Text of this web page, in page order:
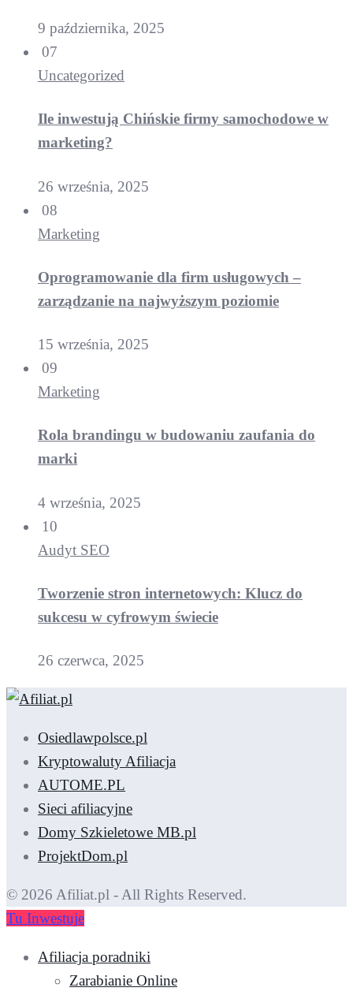
9 października, 2025
07
Uncategorized
Ile inwestują Chińskie firmy samochodowe w
marketing?
26 września, 2025
08
Marketing
Oprogramowanie dla firm usługowych –
zarządzanie na najwyższym poziomie
15 września, 2025
09
Marketing
Rola brandingu w budowaniu zaufania do
marki
4 września, 2025
10
Audyt SEO
Tworzenie stron internetowych: Klucz do
sukcesu w cyfrowym świecie
26 czerwca, 2025
Osiedlawpolsce.pl
Kryptowaluty Afiliacja
AUTOME.PL
Sieci afiliacyjne
Domy Szkieletowe MB.pl
ProjektDom.pl
© 2026 Afiliat.pl - All Rights Reserved.
Tu Inwestuje
Afiliacja poradniki
Zarabianie Online